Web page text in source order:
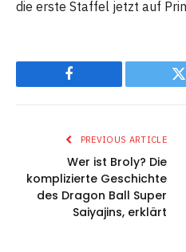
die erste Staffel jetzt auf
Facebook
PREVIOUS ARTICLE
Wer ist Broly? Die
komplizierte Geschichte
des Dragon Ball Super
Saiyajins, erklärt